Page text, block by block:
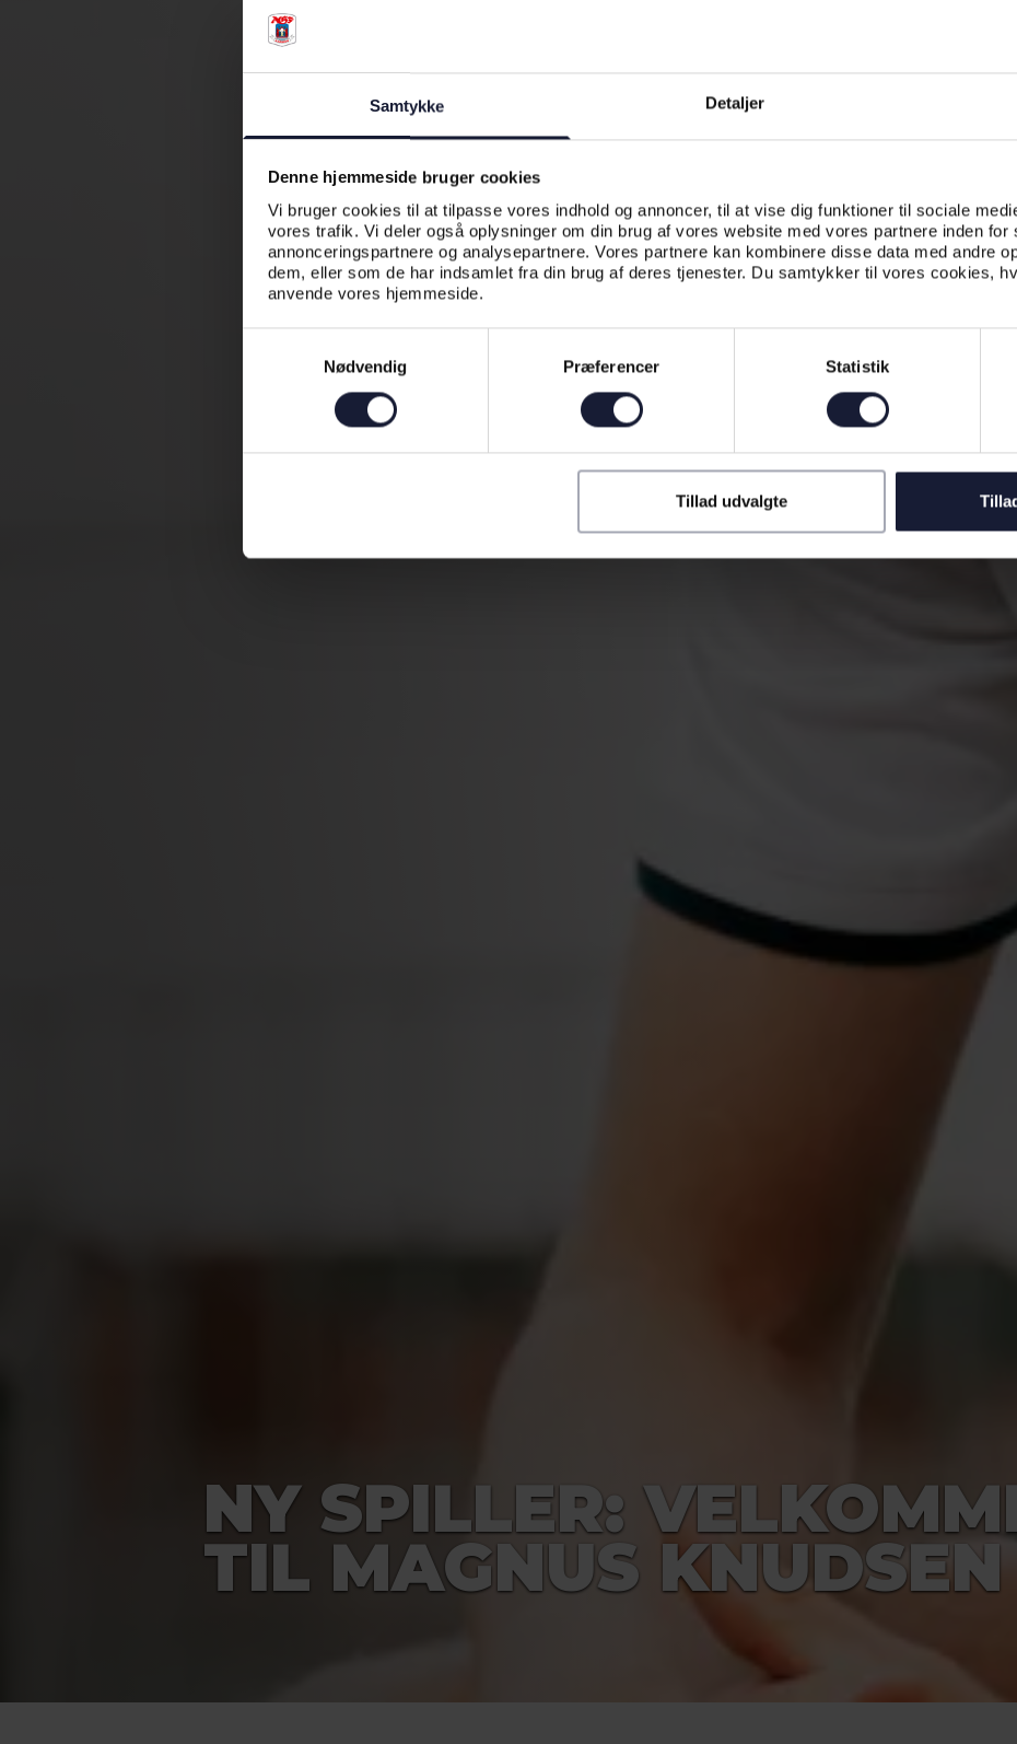
Samtykke Detaljer
Denne hjemmeside bruger cookies
Vi bruger cookies til at tilpasse vores indhold og annoncer, til at vise dig funktioner til sociale
vores trafik. Vi deler også oplysninger om din brug af vores website med vores partnere inden for
annonceringspartnere og analysepartnere. Vores partnere kan kombinere disse data med andre
dem, eller som de har indsamlet fra din brug af deres tjenester. Du samtykker til vores cookies,
anvende vores hjemmeside.
Nødvendig
Præferencer Statistik
Tillad udvalgte
NY SPILLER:
TIL MAGNUS KNUDSEN